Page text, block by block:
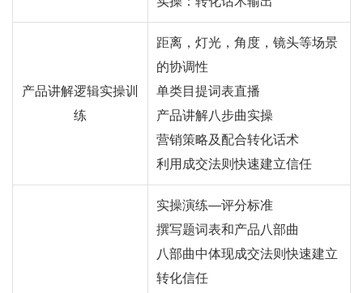
产品讲解逻辑实操训
练
距离，灯光，角度，镜头等场景
的协调性
单类目提词表直播
产品讲解八步曲实操
营销策略及配合转化话术
利用成交法则快速建立信任
实操演练—评分标准
撰写题词表和产品八部曲
八部曲中体现成交法则快速建立
转化信任